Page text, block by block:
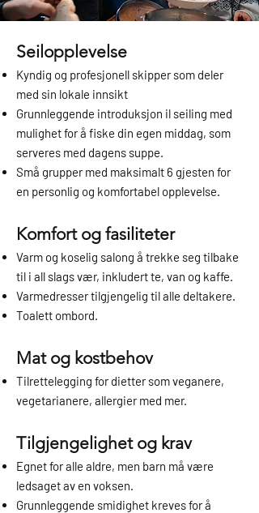
Seilopplevelse
Kyndig og profesjonell skipper som deler
med sin lokale innsikt
Grunnleggende introduksjon il seiling med
mulighet for å fiske din egen middag, som
serveres med dagens suppe.
Små grupper med maksimalt 6 gjesten for
en personlig og komfortabel opplevelse.
Komfort og fasiliteter
Varm og koselig salong å trekke seg tilbake
til i all slags vær, inkludert te, van og kaffe.
Varmedresser tilgjengelig til alle deltakere.
Toalett ombord.
Mat og kostbehov
Tilrettelegging for dietter som veganere,
vegetarianere, allergier med mer.
Tilgjengelighet og krav
Egnet for alle aldre, men barn må være
ledsaget av en voksen.
Grunnleggende smidighet kreves for å